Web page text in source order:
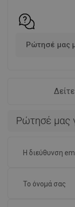
Ρώτησέ μας
Ρώτησέ μας